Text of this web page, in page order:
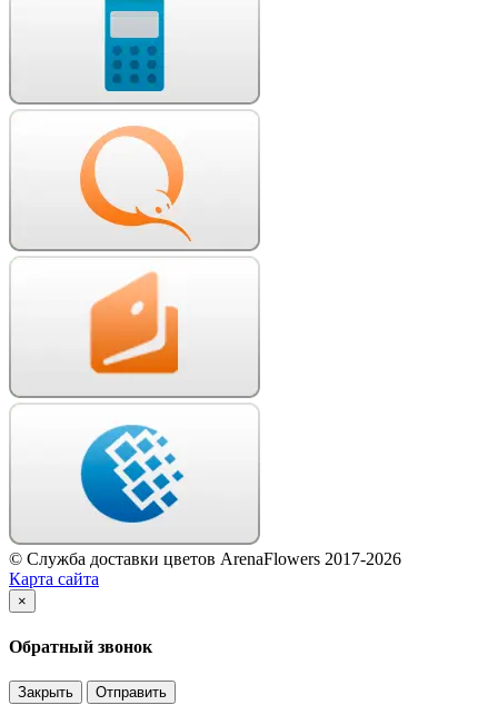
© Служба доставки цветов ArenaFlowers 2017-2026
Карта сайта
×
Обратный звонок
Закрыть Отправить